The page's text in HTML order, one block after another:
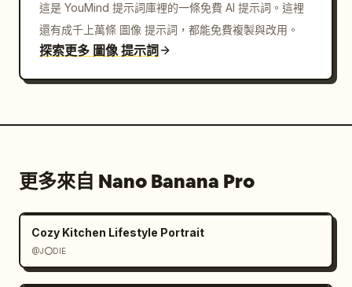
這是 YouMind 提示詞庫裡的一條免費 AI 提示詞。這裡
還有成千上萬條 圖像 提示詞，都能免費複製與改用。
探索更多 圖像 提示詞
更多來自 Nano Banana Pro
Cozy Kitchen Lifestyle Portrait
@J⭕DIE